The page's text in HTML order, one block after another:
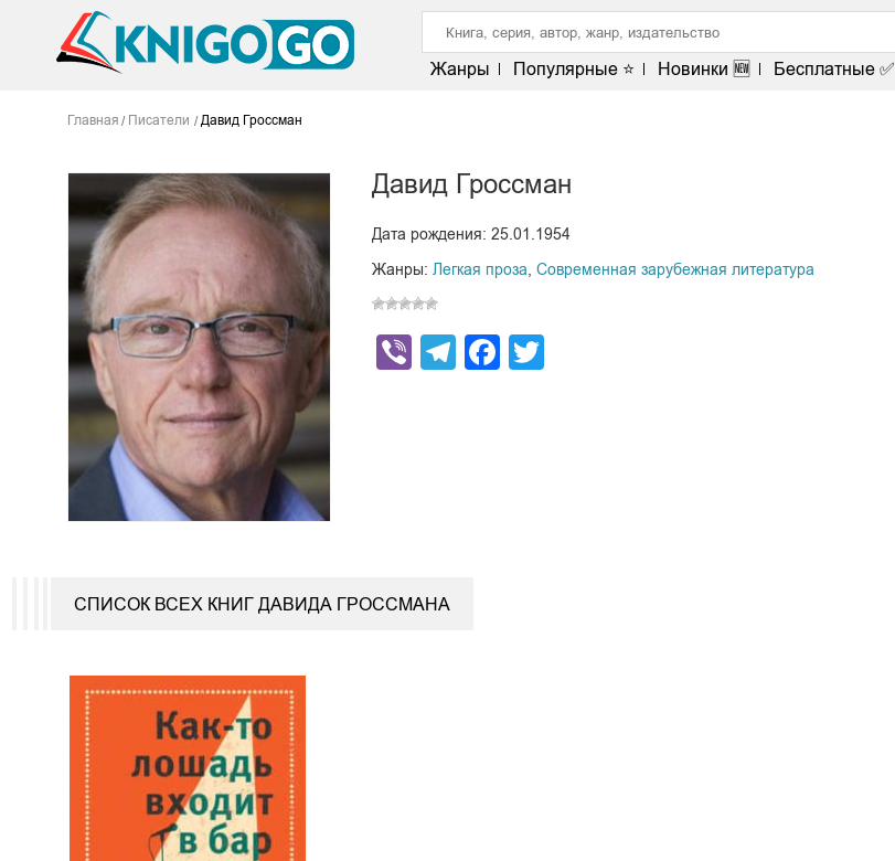
Жанры Популярные ⭐ Новинки 🆕 Бесплатные ✅
Главная Писатели Давид Гроссман
Давид Гроссман
Дата рождения: 25.01.1954
Жанры: Легкая проза Современная зарубежная литература
ViberTelegram
Facebook
СПИСОК ВСЕХ КНИГ ДАВИДА ГРОССМАНА